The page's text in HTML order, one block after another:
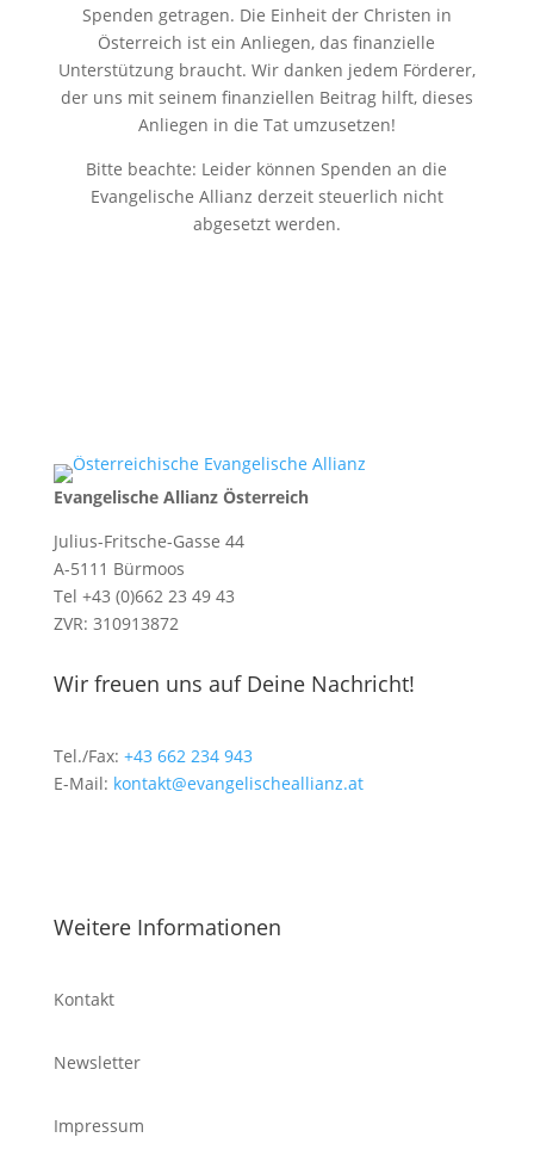
Spenden getragen. Die Einheit der Christen in
Österreich ist ein Anliegen, das finanzielle
Unterstützung braucht. Wir danken jedem Förderer,
der uns mit seinem finanziellen Beitrag hilft, dieses
Anliegen in die Tat umzusetzen!
Bitte beachte: Leider können Spenden an die
Evangelische Allianz derzeit steuerlich nicht
abgesetzt werden.
Evangelische Allianz Österreich
Julius-Fritsche-Gasse 44
A-5111 Bürmoos
Tel +43 (0)662 23 49 43
ZVR: 310913872
Wir freuen uns auf Deine Nachricht!
Tel./Fax: +43 662 234 943
E-Mail: kontakt@evangelischeallianz.at
Weitere Informationen
Kontakt
Newsletter
Impressum